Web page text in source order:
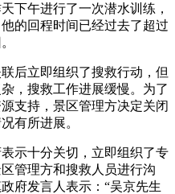
下午进行了一次潜水训练，
的回程时间已经过去了超过
后立即组织了搜救行动，但
，搜救工作进展缓慢。为了
支持，景区管理方决定关闭
有所进展。
示十分关切，立即组织了专
管理方和搜救人员进行沟
府发言人表示：“吴京先生